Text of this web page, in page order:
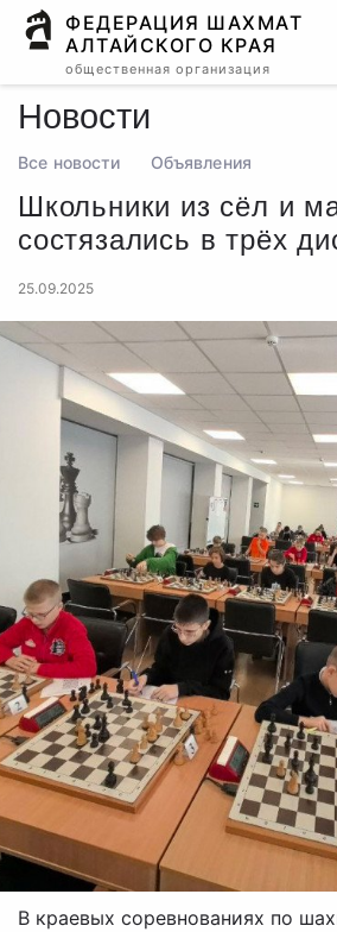
ФЕДЕРАЦИЯ ШАХМАТ
АЛТАЙСКОГО КРАЯ
общественная организация
Новости
Все новости Объявления
Школьники из сёл и
состязались в трёх
25.09.2025
В краевых соревнованиях по